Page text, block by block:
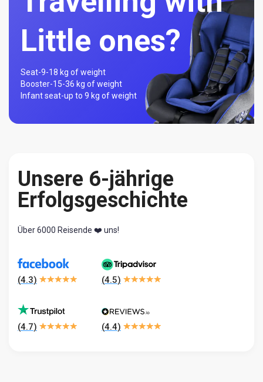
Little ones?
Seat-9-18 kg of weight
Booster-15-36 kg of weight
Infant seat-up to 9 kg of weight
Unsere 6-jährige
Erfolgsgeschichte
Über 6000 Reisende ❤️ uns!
(4.3) (4.5)
(4.7) (4.4)